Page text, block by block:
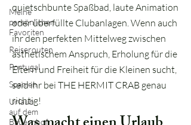
Meine
persönlichen
Favoriten
Reiserouten
Portugal
Spanien
Urlaub
auf dem
Bauernhof
quietschbunte Spaßbad, laute Animation
oder überfüllte Clubanlagen. Wenn auch
ihr den perfekten Mittelweg zwischen
ästhetischem Anspruch, Erholung für die
Eltern und Freiheit für die Kleinen sucht,
seid ihr bei THE HERMIT CRAB genau
richtig!